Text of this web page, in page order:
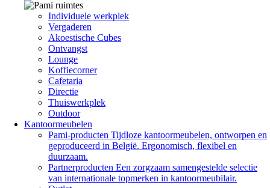
Individuele werkplek
Vergaderen
Akoestische Cubes
Ontvangst
Lounge
Koffiecorner
Cafetaria
Directie
Thuiswerkplek
Outdoor
Kantoormeubelen
Pami-producten Tijdloze kantoormeubelen, ontworpen en
geproduceerd in België. Ergonomisch, flexibel en
duurzaam.
Partnerproducten Een zorgzaam samengestelde selectie
van internationale topmerken in kantoormeubilair.